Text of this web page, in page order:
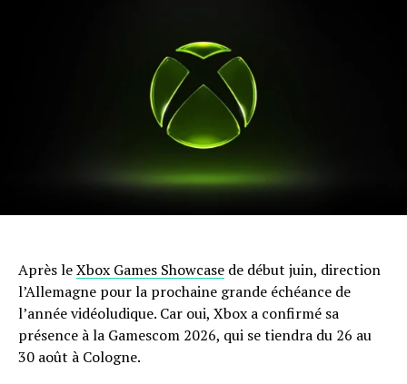
Après leXbox Games Showcase de début juin, direction
l’Allemagne pour la prochaine grande échéance de
l’année vidéoludique. Car oui, Xbox a confirmé sa
présence à la Gamescom 2026, qui se tiendra du 26 au
30 août à Cologne.